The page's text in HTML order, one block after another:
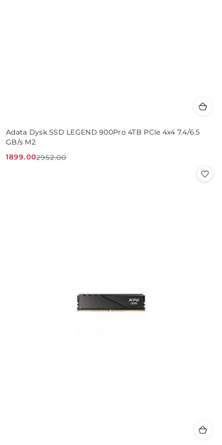
Adata Dysk SSD LEGEND 900Pro 4TB PCIe 4x4 7.4/6.5
GB/s M2
Cena
1899.00
Cena
2952.00